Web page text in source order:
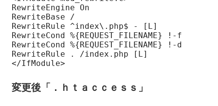
RewriteEngine On
RewriteBase /
RewriteRule ^index\.php$ - [L]
RewriteCond %{REQUEST_FILENAME} !-f
RewriteCond %{REQUEST_FILENAME} !-d
RewriteRule . /index.php [L]
変更後「．ｈｔａｃｃｅｓｓ」